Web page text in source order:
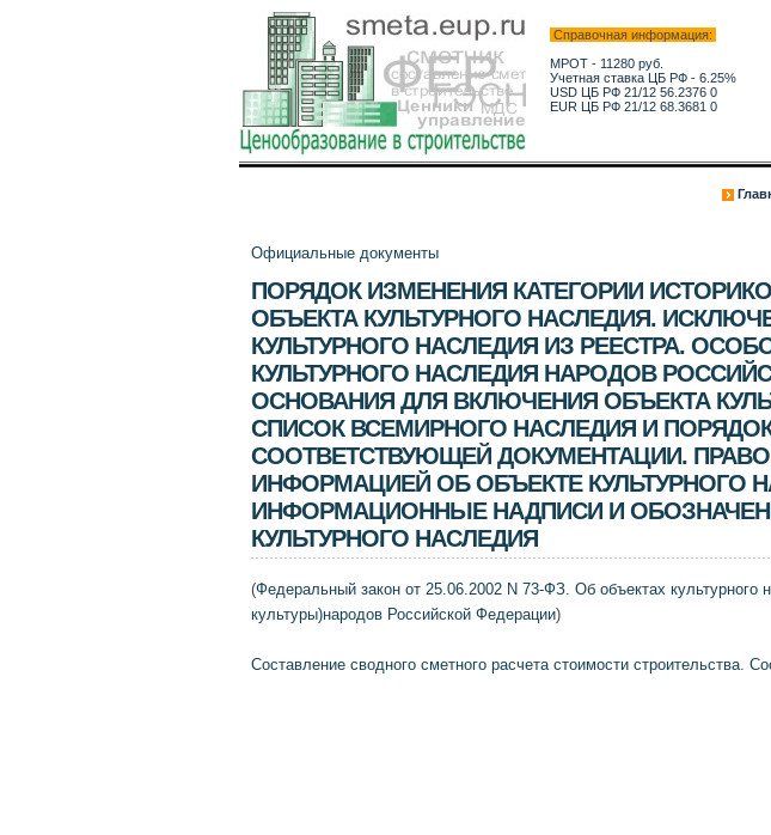
Справочная информация:
МРОТ - 11280 руб.
Учетная ставка ЦБ РФ - 6.25%
USD ЦБ РФ 21/12 56.2376 0
EUR ЦБ РФ 21/12 68.3681 0
Официальные документы
ПОРЯДОК ИЗМЕНЕНИЯ КАТЕГОРИИ
ОБЪЕКТА КУЛЬТУРНОГО НАСЛЕДИЯ.
КУЛЬТУРНОГО НАСЛЕДИЯ ИЗ РЕЕСТРА.
КУЛЬТУРНОГО НАСЛЕДИЯ НАРОДОВ
ОСНОВАНИЯ ДЛЯ ВКЛЮЧЕНИЯ ОБЪЕКТА
СПИСОК ВСЕМИРНОГО НАСЛЕДИЯ И
СООТВЕТСТВУЮЩЕЙ ДОКУМЕНТАЦИИ.
ИНФОРМАЦИЕЙ ОБ ОБЪЕКТЕ КУЛЬТУРНОГО
ИНФОРМАЦИОННЫЕ НАДПИСИ И
КУЛЬТУРНОГО НАСЛЕДИЯ
(Федеральный закон от 25.06.2002 N 73-ФЗ. Об объектах культурного
культуры)народов Российской Федерации)
Составление сводного сметного расчета стоимости строительства.